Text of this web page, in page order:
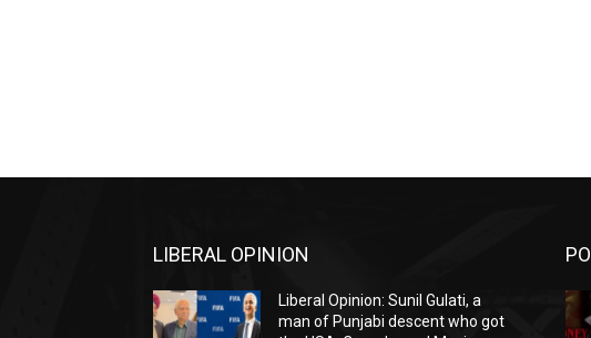
LIBERAL OPINION
Liberal Opinion: Sunil Gulati, a
man of Punjabi descent who got